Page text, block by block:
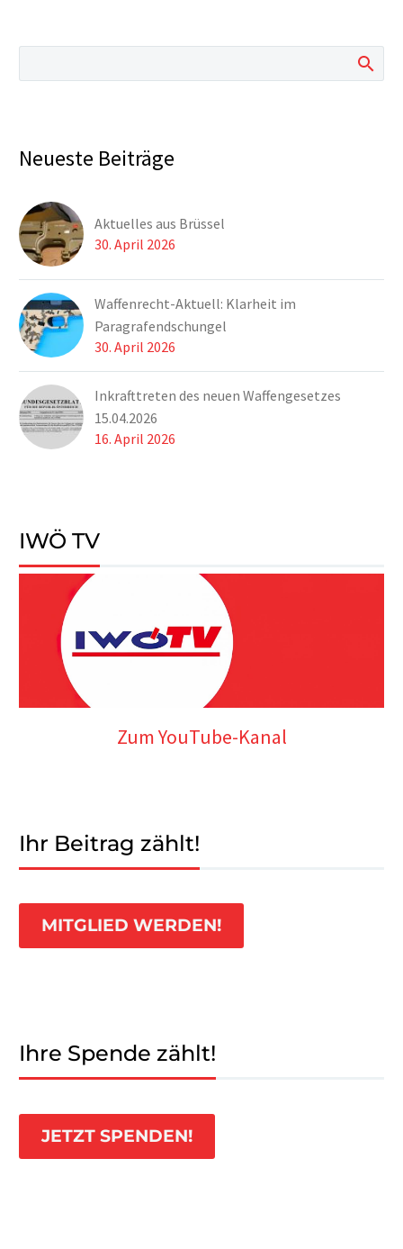
Neueste Beiträge
Aktuelles aus Brüssel
30. April 2026
Waffenrecht-Aktuell: Klarheit im
Paragrafendschungel
30. April 2026
Inkrafttreten des neuen Waffengesetzes
15.04.2026
16. April 2026
IWÖ TV
Zum YouTube-Kanal
Ihr Beitrag zählt!
MITGLIED WERDEN!
Ihre Spende zählt!
JETZT SPENDEN!